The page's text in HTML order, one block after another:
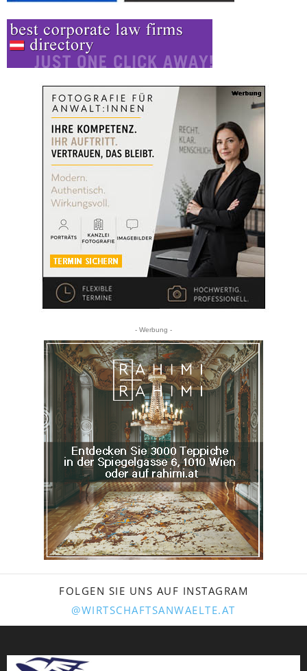
- Werbung -
FOLGEN SIE UNS AUF INSTAGRAM
@WIRTSCHAFTSANWAELTE.AT